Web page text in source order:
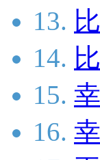
13.
14.
15.
16.